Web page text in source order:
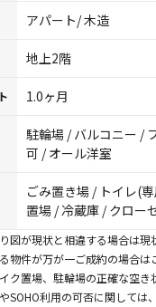
アパート/ 木造
地上2階
1.0ヶ月
駐輪場 / バルコニー /
可 / オール洋室
ごみ置き場 / トイレ(
置場 / 冷蔵庫 / クロー
図が現状と相違する場合は現
物件が万が一ご成約の場合は
ク置場、駐輪場の正確な空き
SOHO利用の可否に関しては